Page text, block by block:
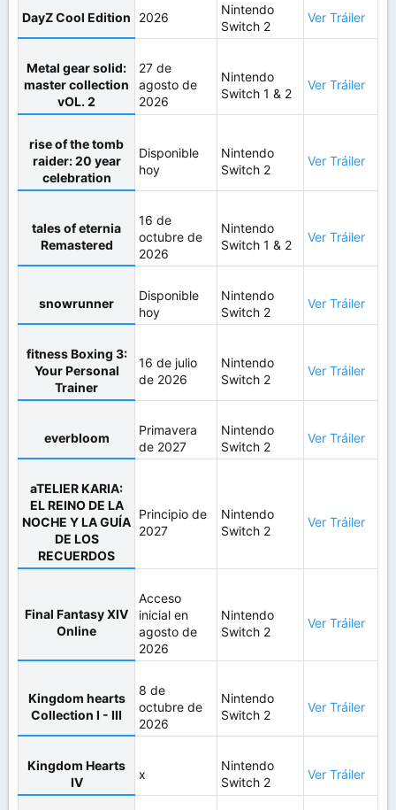
DayZ Cool Edition 2026
Nintendo
Switch 2
Ver Tráiler
Metal gear solid:
master collection
vOL. 2
27 de
agosto de
2026
Nintendo
Switch 1 & 2
Ver Tráiler
rise of the tomb
raider: 20 year
celebration
Disponible
hoy
Nintendo
Switch 2
Ver Tráiler
tales of eternia
Remastered
16 de
octubre de
2026
Nintendo
Switch 1 & 2
Ver Tráiler
snowrunner
Disponible
hoy
Nintendo
Switch 2
Ver Tráiler
fitness Boxing 3:
Your Personal
Trainer
16 de julio
de 2026
Nintendo
Switch 2
Ver Tráiler
everbloom
Primavera
de 2027
Nintendo
Switch 2
Ver Tráiler
aTELIER KARIA:
EL REINO DE LA
NOCHE Y LA GUÍA
DE LOS
RECUERDOS
Principio de
2027
Nintendo
Switch 2
Ver Tráiler
Final Fantasy XIV
Online
Acceso
inicial en
agosto de
2026
Nintendo
Switch 2
Ver Tráiler
Kingdom hearts
Collection I - III
8 de
octubre de
2026
Nintendo
Switch 2
Ver Tráiler
Kingdom Hearts
IV
x
Nintendo
Switch 2
Ver Tráiler